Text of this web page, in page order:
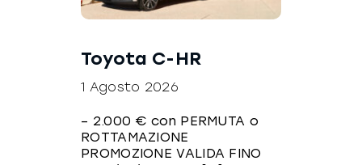
Toyota C-HR
1 Agosto 2026
– 2.000 € con PERMUTA o
ROTTAMAZIONE
PROMOZIONE VALIDA FINO